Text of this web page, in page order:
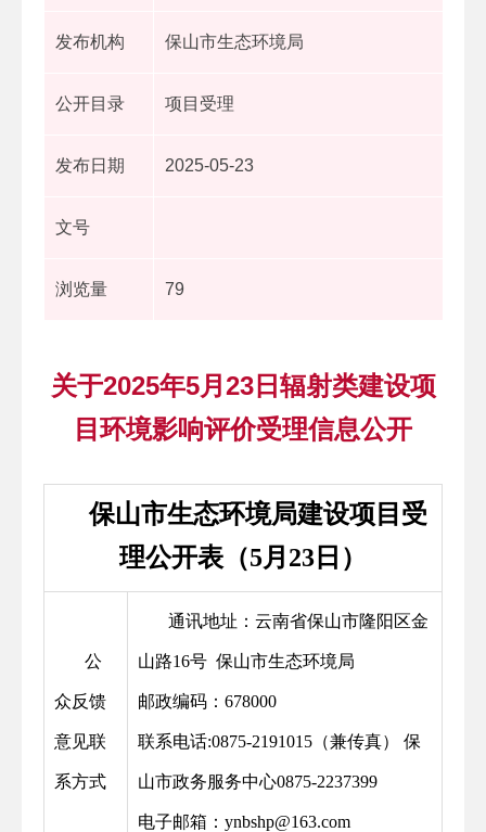
发布机构 保山市生态环境局
公开目录 项目受理
发布日期 2025-05-23
文号
浏览量 79
关于2025年5月23日辐射类建设项
目环境影响评价受理信息公开
保山市生态环境局建设项目受
理公开表（5月23日）
公
众反馈
意见联
系方式
通讯地址：云南省保山市隆阳区金
山路16号 保山市生态环境局
邮政编码：678000
联系电话:0875-2191015（兼传真） 保
山市政务服务中心0875-2237399
电子邮箱：ynbshp@163.com